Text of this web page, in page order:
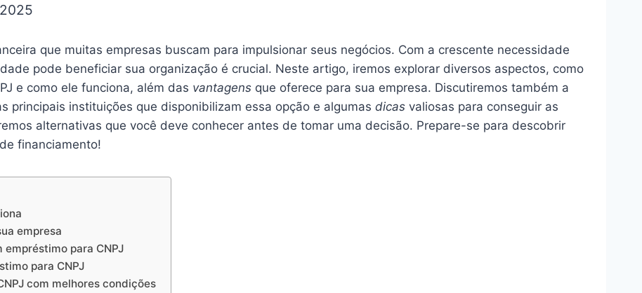
que muitas empresas buscam para impulsionar seus negócios. Com a crescente necessidade
pode beneficiar sua organização é crucial. Neste artigo, iremos explorar diversos aspectos, como
e como ele funciona, além das vantagens que oferece para sua empresa. Discutiremos também a
principais instituições que disponibilizam essa opção e algumas dicas valiosas para conseguir as
alternativas que você deve conhecer antes de tomar uma decisão. Prepare-se para descobrir
financiamento!
empresa
para CNPJ
para CNPJ
com melhores condições